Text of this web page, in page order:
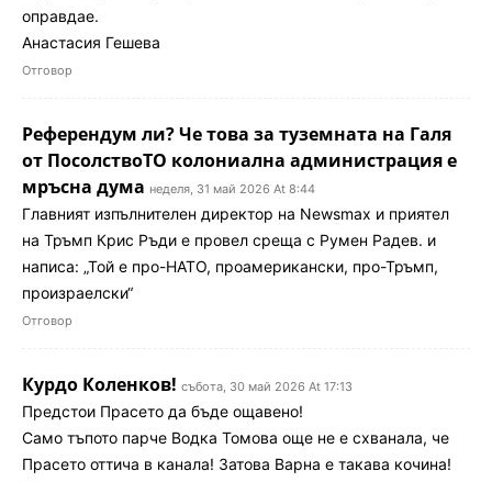
оправдае.
Анастасия Гешева
Отговор
Референдум ли? Че това за туземната на Галя
от ПосолствоТО колониална администрация е
мръсна дума неделя, 31 май 2026 At 8:44
Главният изпълнителен директор на Newsmax и приятел
на Тръмп Крис Ръди е провел среща с Румен Радев. и
написа: „Той е про-НАТО, проамерикански, про-Тръмп,
произраелски“
Отговор
Курдо Коленков! събота, 30 май 2026 At 17:13
Предстои Прасето да бъде ощавено!
Само тъпото парче Водка Томова още не е схванала, че
Прасето оттича в канала! Затова Варна е такава кочина!